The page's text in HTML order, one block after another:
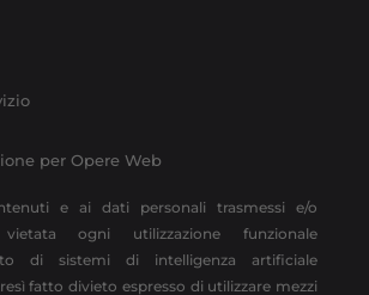
per Opere Web
e ai dati personali trasmessi e/o
ogni utilizzazione funzionale
di sistemi di intelligenza artificiale
fatto divieto espresso di utilizzare mezzi